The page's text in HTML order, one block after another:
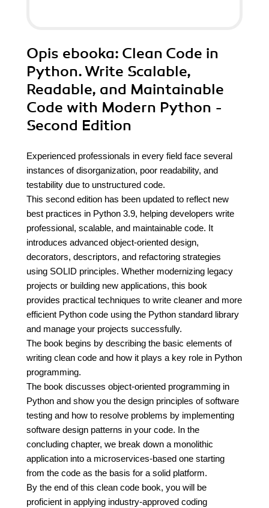
Opis ebooka: Clean Code in
Python. Write Scalable,
Readable, and Maintainable
Code with Modern Python -
Second Edition
Experienced professionals in every field face several
instances of disorganization, poor readability, and
testability due to unstructured code.
This second edition has been updated to reflect new
best practices in Python 3.9, helping developers write
professional, scalable, and maintainable code. It
introduces advanced object-oriented design,
decorators, descriptors, and refactoring strategies
using SOLID principles. Whether modernizing legacy
projects or building new applications, this book
provides practical techniques to write cleaner and more
efficient Python code using the Python standard library
and manage your projects successfully.
The book begins by describing the basic elements of
writing clean code and how it plays a key role in Python
programming.
The book discusses object-oriented programming in
Python and show you the design principles of software
testing and how to resolve problems by implementing
software design patterns in your code. In the
concluding chapter, we break down a monolithic
application into a microservices-based one starting
from the code as the basis for a solid platform.
By the end of this clean code book, you will be
proficient in applying industry-approved coding